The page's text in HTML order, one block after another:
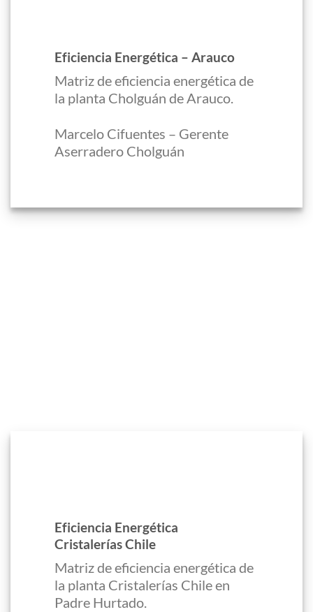
Eficiencia Energética – Arauco
Matriz de eficiencia energética de
la planta Cholguán de Arauco.
Marcelo Cifuentes – Gerente
Aserradero Cholguán
Eficiencia Energética
Cristalerías Chile
Matriz de eficiencia energética de
la planta Cristalerías Chile en
Padre Hurtado.